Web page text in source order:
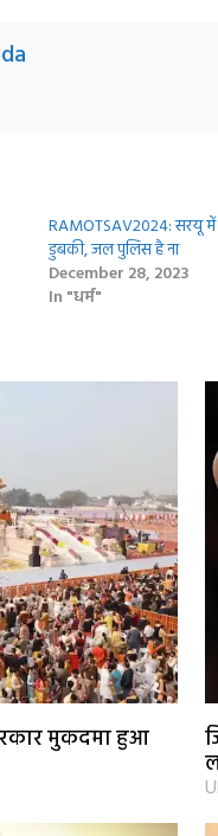
RAMOTSAV2024: सरयू
डुबकी, जल पुलिस है ना
December 28, 2023
In "धर्म"
मुकदमा हुआ